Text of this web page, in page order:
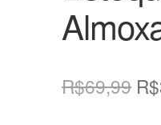
R$69,99 O
R$